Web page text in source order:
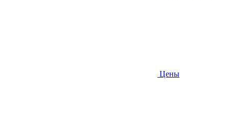
Цены